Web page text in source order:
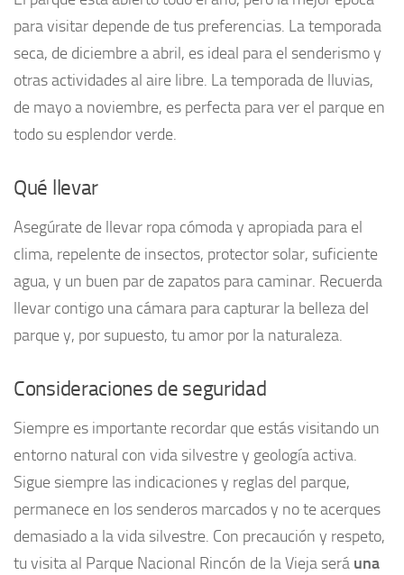
para visitar depende de tus preferencias. La temporada
seca, de diciembre a abril, es ideal para el senderismo y
otras actividades al aire libre. La temporada de lluvias,
de mayo a noviembre, es perfecta para ver el parque en
todo su esplendor verde.
Qué llevar
Asegúrate de llevar ropa cómoda y apropiada para el
clima, repelente de insectos, protector solar, suficiente
agua, y un buen par de zapatos para caminar. Recuerda
llevar contigo una cámara para capturar la belleza del
parque y, por supuesto, tu amor por la naturaleza.
Consideraciones de seguridad
Siempre es importante recordar que estás visitando un
entorno natural con vida silvestre y geología activa.
Sigue siempre las indicaciones y reglas del parque,
permanece en los senderos marcados y no te acerques
demasiado a la vida silvestre. Con precaución y respeto,
tu visita al Parque Nacional Rincón de la Vieja será una